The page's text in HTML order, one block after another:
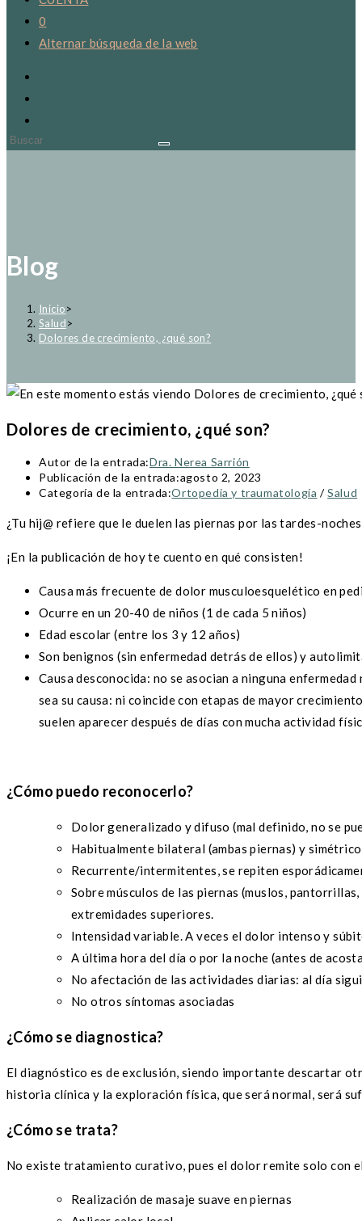
0
Alternar búsqueda de la web
Blog
Inicio>
Salud>
Dolores de crecimiento, ¿qué son?
Dolores de crecimiento, ¿qué son?
Autor de la entrada:Dra. Nerea Sarrión
Publicación de la entrada:agosto 2, 2023
Categoría de la entrada:Ortopedia y traumatología / Salud
¿Tu hij@ refiere que le duelen las piernas por las tardes-
¡En la publicación de hoy te cuento en qué consisten!
Causa más frecuente de dolor musculoesquelético en
Ocurre en un 20-40 de niños (1 de cada 5 niños)
Edad escolar (entre los 3 y 12 años)
Son benignos (sin enfermedad detrás de ellos) y
Causa desconocida: no se asocian a ninguna
sea su causa: ni coincide con etapas de mayor
suelen aparecer después de días con mucha actividad
¿Cómo puedo reconocerlo?
Dolor generalizado y difuso (mal definido, no se
Habitualmente bilateral (ambas piernas) y simétrico
Recurrente/intermitentes, se repiten
Sobre músculos de las piernas (muslos,
extremidades superiores.
Intensidad variable. A veces el dolor intenso y
A última hora del día o por la noche (antes de
No afectación de las actividades diarias: al día
No otros síntomas asociadas
¿Cómo se diagnostica?
El diagnóstico es de exclusión, siendo importante descartar
historia clínica y la exploración física, que será normal, será
¿Cómo se trata?
No existe tratamiento curativo, pues el dolor remite solo con
Realización de masaje suave en piernas